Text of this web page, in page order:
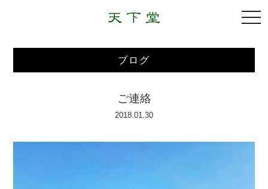
ブログ
ご連絡
2018.01.30